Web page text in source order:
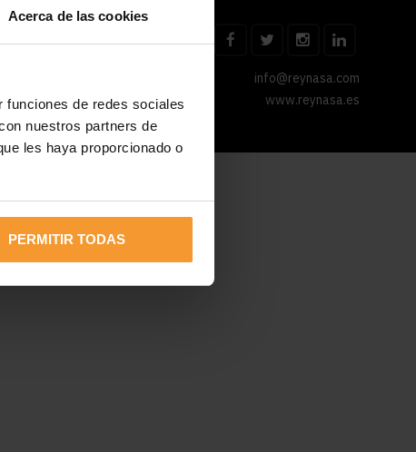
Acerca de las cookies
funciones de redes sociales
nuestros partners de
les haya proporcionado o
PERMITIR TODAS
info@reynasa.com
www.reynasa.es